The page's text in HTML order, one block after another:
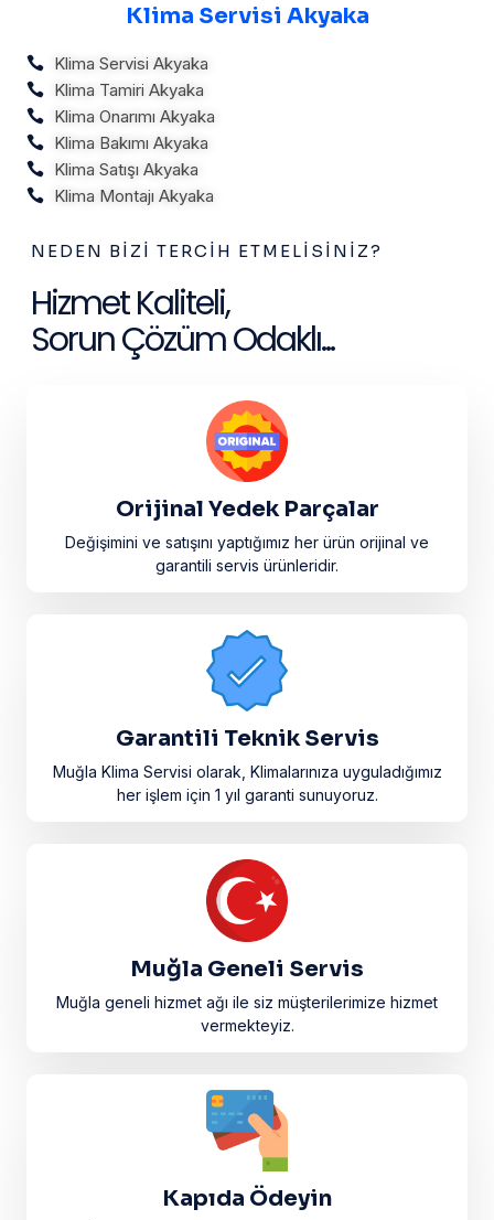
Klima Servisi Akyaka
Klima Servisi Akyaka
Klima Tamiri Akyaka
Klima Onarımı Akyaka
Klima Bakımı Akyaka
Klima Satışı Akyaka
Klima Montajı Akyaka
NEDEN BIZI TERCIH ETMELISINIZ?
Hizmet Kaliteli,
Sorun Çözüm Odaklı...
Orijinal Yedek Parçalar
Değişimini ve satışını yaptığımız her ürün orijinal ve
garantili servis ürünleridir.​
Garantili Teknik Servis
Muğla Klima Servisi olarak, Klimalarınıza uyguladığımız
her işlem için 1 yıl garanti sunuyoruz.
Muğla Geneli Servis
Muğla geneli hizmet ağı ile siz müşterilerimize hizmet
vermekteyiz.
Kapıda Ödeyin